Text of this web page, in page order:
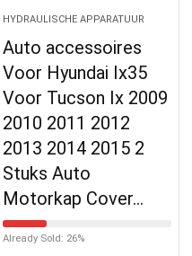
HYDRAULISCHE APPARATUUR
Auto accessoires
Voor Hyundai Ix35
Voor Tucson Ix 2009
2010 2011 2012
2013 2014 2015 2
Stuks Auto
Motorkap Cover…
Already Sold: 26%